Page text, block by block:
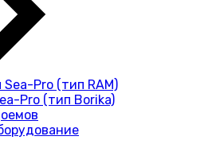
Pro (тип RAM)
Pro (тип Borika)